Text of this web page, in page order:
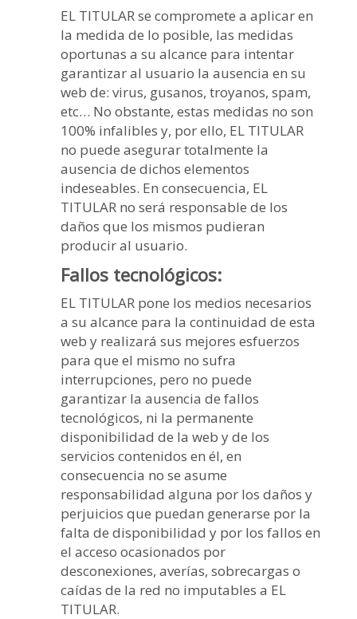
EL TITULAR se compromete a aplicar en
la medida de lo posible, las medidas
oportunas a su alcance para intentar
garantizar al usuario la ausencia en su
web de: virus, gusanos, troyanos, spam,
etc… No obstante, estas medidas no son
100% infalibles y, por ello, EL TITULAR
no puede asegurar totalmente la
ausencia de dichos elementos
indeseables. En consecuencia, EL
TITULAR no será responsable de los
daños que los mismos pudieran
producir al usuario.
Fallos tecnológicos:
EL TITULAR pone los medios necesarios
a su alcance para la continuidad de esta
web y realizará sus mejores esfuerzos
para que el mismo no sufra
interrupciones, pero no puede
garantizar la ausencia de fallos
tecnológicos, ni la permanente
disponibilidad de la web y de los
servicios contenidos en él, en
consecuencia no se asume
responsabilidad alguna por los daños y
perjuicios que puedan generarse por la
falta de disponibilidad y por los fallos en
el acceso ocasionados por
desconexiones, averías, sobrecargas o
caídas de la red no imputables a EL
TITULAR.